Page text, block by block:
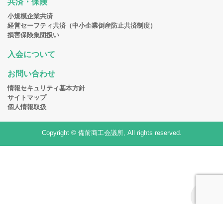
共済・保険
小規模企業共済
経営セーフティ共済（中小企業倒産防止共済制度）
損害保険集団扱い
入会について
お問い合わせ
情報セキュリティ基本方針
サイトマップ
個人情報取扱
Copyright © 備前商工会議所, All rights reserved.